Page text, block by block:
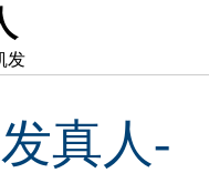
发
真人-